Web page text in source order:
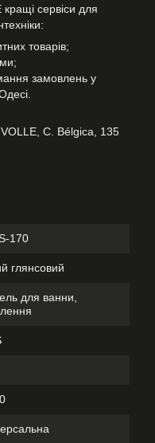
сервіси для
товарів;
замовлень у
C. Bélgica, 135
170
глянсовий
для ванни,